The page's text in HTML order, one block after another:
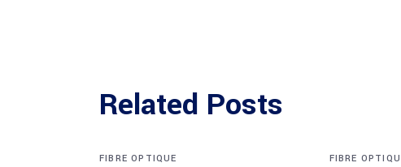
Related Posts
FIBRE OPTIQUE FIBRE